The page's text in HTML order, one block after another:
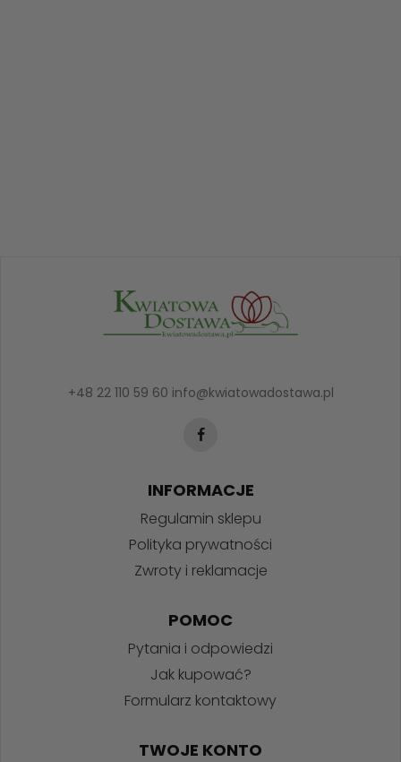
+48 22 110 59 60 info@kwiatowadostawa.pl
INFORMACJE
Regulamin sklepu
Polityka prywatności
Zwroty i reklamacje
POMOC
Pytania i odpowiedzi
Jak kupować?
Formularz kontaktowy
TWOJE KONTO